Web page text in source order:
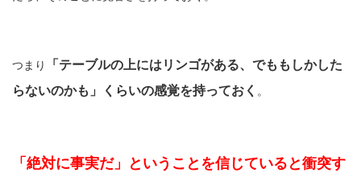
つまり
「テーブルの上にはリンゴがある、でももしかした
らないのかも」くらいの感覚を持っておく 。
「絶対に事実だ」ということを信じていると衝突す